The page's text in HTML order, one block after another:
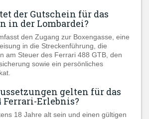
der Gutschein für das
in der Lombardei?
den Zugang zur Boxengasse, eine
in die Streckenführung, die
am Steuer des Ferrari 488 GTB, den
sowie ein persönliches
gelten für das
Ferrari-Erlebnis?
18 Jahre alt sein und einen gültigen